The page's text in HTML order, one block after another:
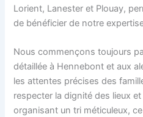
Lorient, Lanester et Plouay,
de bénéficier de notre
Nous commençons toujours
détaillée à Hennebont et aux
les attentes précises des
respecter la dignité des lieux
organisant un tri méticuleux,